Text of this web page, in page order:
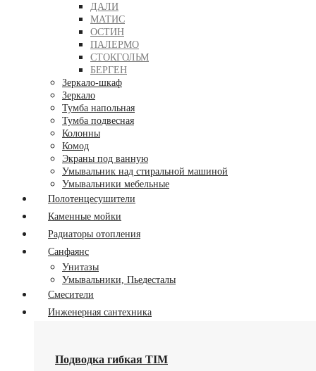
ДАЛИ
МАТИС
ОСТИН
ПАЛЕРМО
СТОКГОЛЬМ
БЕРГЕН
Зеркало-шкаф
Зеркало
Тумба напольная
Тумба подвесная
Колонны
Комод
Экраны под ванную
Умывальник над стиральной машиной
Умывальники мебельные
Полотенцесушители
Каменные мойки
Радиаторы отопления
Санфаянс
Унитазы
Умывальники, Пьедесталы
Смесители
Инженерная сантехника
Подводка гибкая TIM